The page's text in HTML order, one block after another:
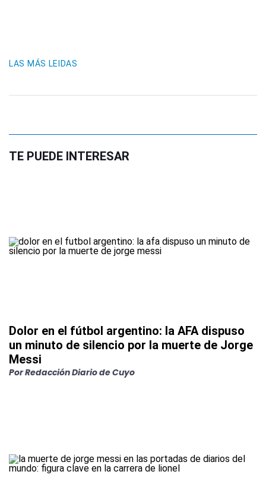
LAS MÁS LEIDAS
TE PUEDE INTERESAR
Dolor en el fútbol argentino: la AFA dispuso
un minuto de silencio por la muerte de Jorge
Messi
PorRedacción Diario de Cuyo